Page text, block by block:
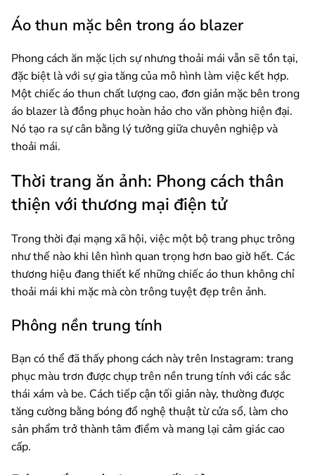
Áo thun mặc bên trong áo blazer
Phong cách ăn mặc lịch sự nhưng thoải mái vẫn sẽ tồn tại,
đặc biệt là với sự gia tăng của mô hình làm việc kết hợp.
Một chiếc áo thun chất lượng cao, đơn giản mặc bên trong
áo blazer là đồng phục hoàn hảo cho văn phòng hiện đại.
Nó tạo ra sự cân bằng lý tưởng giữa chuyên nghiệp và
thoải mái.
Thời trang ăn ảnh: Phong cách thân
thiện với thương mại điện tử
Trong thời đại mạng xã hội, việc một bộ trang phục trông
như thế nào khi lên hình quan trọng hơn bao giờ hết. Các
thương hiệu đang thiết kế những chiếc áo thun không chỉ
thoải mái khi mặc mà còn trông tuyệt đẹp trên ảnh.
Phông nền trung tính
Bạn có thể đã thấy phong cách này trên Instagram: trang
phục màu trơn được chụp trên nền trung tính với các sắc
thái xám và be. Cách tiếp cận tối giản này, thường được
tăng cường bằng bóng đổ nghệ thuật từ cửa sổ, làm cho
sản phẩm trở thành tâm điểm và mang lại cảm giác cao
cấp.